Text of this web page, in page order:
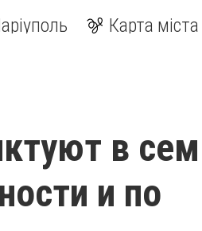
Карта міста
в
и по